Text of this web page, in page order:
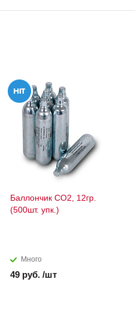
Баллончик СО2, 12гр.
(500шт. упк.)
Много
49 руб. /шт